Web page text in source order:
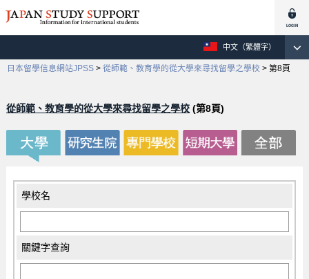
中文（繁體字）
日本留學信息網站JPSS > 從師範、教育學的從大學來尋找留學之學校 > 第8頁
從師範、教育學的從大學來尋找留學之學校(第8頁)
學校名
關鍵字查詢